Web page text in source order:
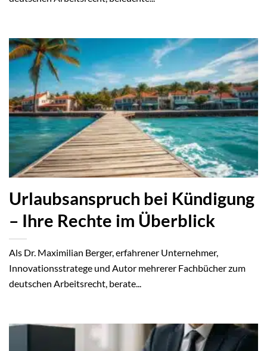
Urlaubsanspruch bei Kündigung
– Ihre Rechte im Überblick
Als Dr. Maximilian Berger, erfahrener Unternehmer,
Innovationsstratege und Autor mehrerer Fachbücher zum
deutschen Arbeitsrecht, berate...